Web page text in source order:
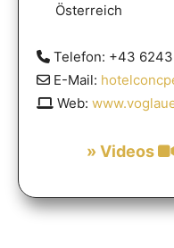
Österreich
Telefon: +43
E-Mail:
Web:
» Videos